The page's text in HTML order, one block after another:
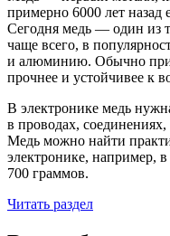
примерно 6000 лет назад
Сегодня медь — один из
чаще всего, в
и алюминию. Обычно
прочнее и устойчивее к
В электронике медь
в проводах,
Медь можно найти
электронике, например, в
700 граммов.
Читать раздел